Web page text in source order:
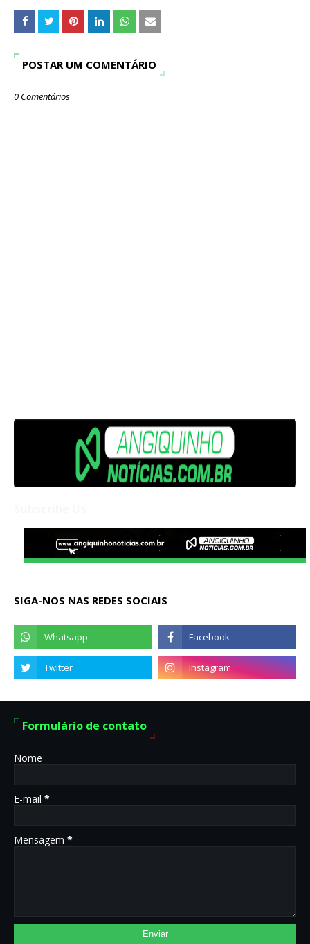
POSTAR UM COMENTÁRIO
0 Comentários
SIGA-NOS NAS REDES SOCIAIS
Formulário de contato
Nome
E-mail *
Mensagem *